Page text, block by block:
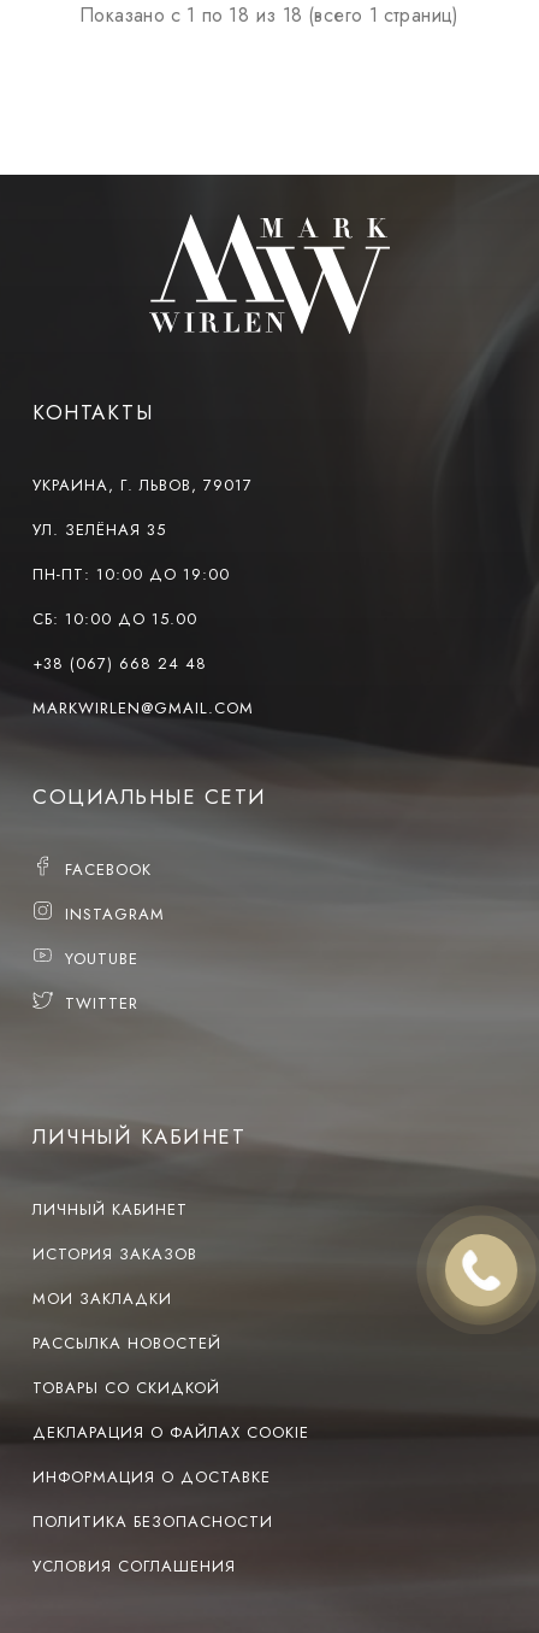
Показано с 1 по 18 из 18 (всего 1 страниц)
КОНТАКТЫ
УКРАИНА, Г. ЛЬВОВ, 79017
УЛ. ЗЕЛЁНАЯ 35
ПН-ПТ: 10:00 ДО 19:00
СБ: 10:00 ДО 15.00
+38 (067) 668 24 48
MARKWIRLEN@GMAIL.COM
СОЦИАЛЬНЫЕ СЕТИ
FACEBOOK
INSTAGRAM
YOUTUBE
TWITTER
ЛИЧНЫЙ КАБИНЕТ
ЛИЧНЫЙ КАБИНЕТ
ИСТОРИЯ ЗАКАЗОВ
МОИ ЗАКЛАДКИ
РАССЫЛКА НОВОСТЕЙ
ТОВАРЫ СО СКИДКОЙ
ДЕКЛАРАЦИЯ О ФАЙЛАХ COOKIE
ИНФОРМАЦИЯ О ДОСТАВКЕ
ПОЛИТИКА БЕЗОПАСНОСТИ
УСЛОВИЯ СОГЛАШЕНИЯ